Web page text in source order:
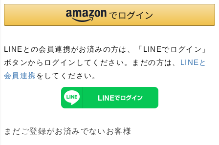
LINEとの会員連携がお済みの方は、「LINEでログイン」
ボタンからログインしてください。まだの方は、 LINEと
会員連携 をしてください。
まだご登録がお済みでないお客様